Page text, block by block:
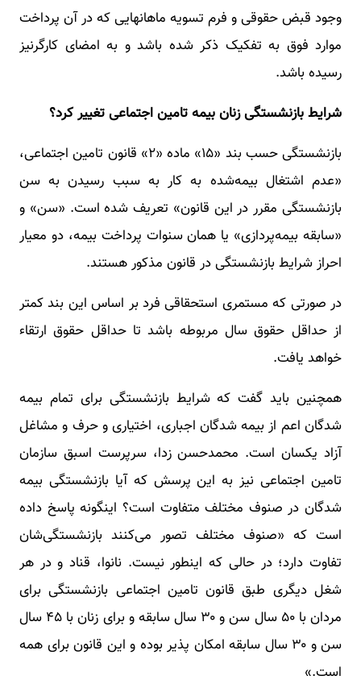
وجود قبض حقوقی و فرم تسویه ماهانهایی که در آن پرداخت
موارد فوق به تفکیک ذکر شده باشد و به امضای کارگرنیز
رسیده باشد.
شرایط بازنشستگی زنان بیمه تامین اجتماعی تغییر کرد؟
بازنشستگی حسب بند «۱۵» ماده «۲» قانون تامین اجتماعی،
«عدم اشتغال بیمه‌شده به کار به سبب رسیدن به سن
بازنشستگی مقرر در این قانون» تعریف شده است. «سن» و
«سابقه بیمه‌پردازی» یا همان سنوات پرداخت بیمه، دو معیار
احراز شرایط بازنشستگی در قانون مذکور هستند.
در صورتی که مستمری استحقاقی فرد بر اساس این بند کمتر
از حداقل حقوق سال مربوطه باشد تا حداقل حقوق ارتقاء
خواهد یافت.
همچنین باید گفت که شرایط بازنشستگی برای تمام بیمه
شدگان اعم از بیمه شدگان اجباری، اختیاری و حرف و مشاغل
آزاد یکسان است. محمدحسن زدا، سرپرست اسبق سازمان
تامین اجتماعی نیز به این پرسش که آیا بازنشستگی بیمه
شدگان در صنوف مختلف متفاوت است؟ اینگونه پاسخ داده
است که «صنوف مختلف تصور می‌کنند بازنشستگی‌شان
تفاوت دارد؛ در حالی که اینطور نیست. نانوا، قناد و در هر
شغل دیگری طبق قانون تامین اجتماعی بازنشستگی برای
مردان با ۵۰ سال سن و ۳۰ سال سابقه و برای زنان با ۴۵ سال
سن و ۳۰ سال سابقه امکان پذیر بوده و این قانون برای همه
است.»